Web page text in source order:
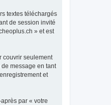
textes téléchargés
de session invité
» et est
couvrir seulement
message en tant
et
par « votre